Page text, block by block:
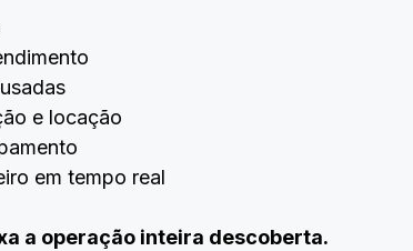
e locação
em tempo real
a operação inteira descoberta.